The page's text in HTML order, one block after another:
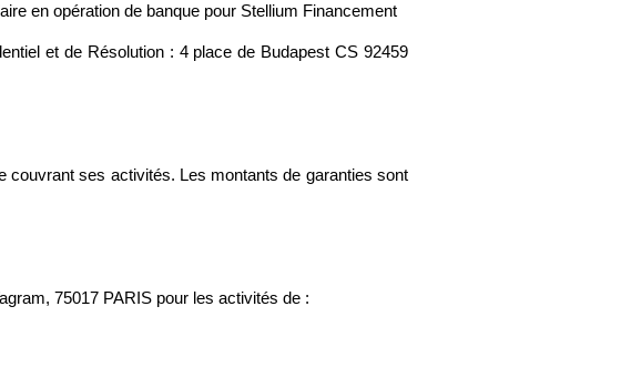
en opération de banque pour Stellium Financement
et de Résolution : 4 place de Budapest CS 92459
couvrant ses activités. Les montants de garanties sont
75017 PARIS pour les activités de :